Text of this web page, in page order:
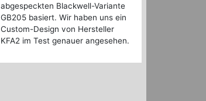
abgespeckten Blackwell-Variante
GB205 basiert. Wir haben uns ein
Custom-Design von Hersteller
KFA2 im Test genauer angesehen.